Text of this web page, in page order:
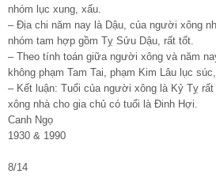
nhóm lục xung, xấu.
– Địa chi năm nay là Dậu, của người xông
nhóm tam hợp gồm Tỵ Sửu Dậu, rất tốt.
– Theo tính toán giữa người xông và năm
không phạm Tam Tai, phạm Kim Lâu lục
– Kết luận: Tuổi của người xông là Kỷ Tỵ
xông nhà cho gia chủ có tuổi là Đinh Hợi.
Canh Ngọ
1930 & 1990
8/14